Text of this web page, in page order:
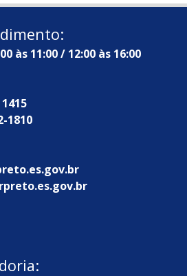
às 11:00 / 12:00 às 16:00
1810